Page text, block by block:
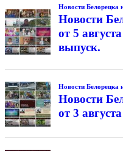
Новости Белорецка
Новости
от 5
выпуск.
Новости Белорецка
Новости
от 3